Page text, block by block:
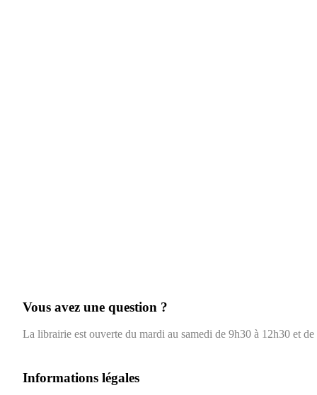
Vous avez une question ?
La librairie est ouverte du mardi au samedi de 9h30 à 12h30 et
Informations légales